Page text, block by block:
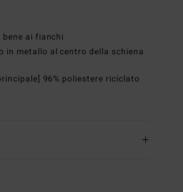
ai fianchi
in metallo al centro della schiena
96% poliestere riciclato